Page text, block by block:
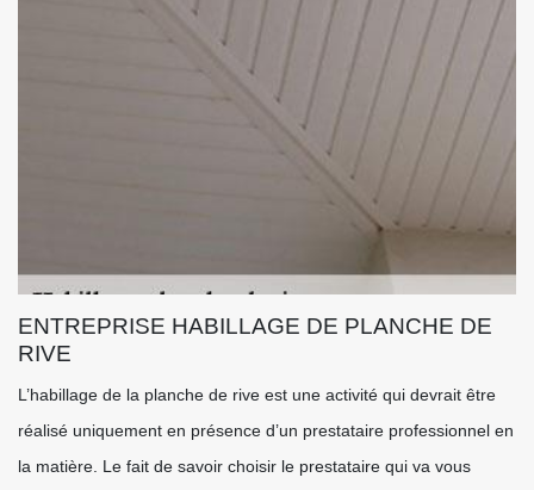
ENTREPRISE HABILLAGE DE PLANCHE DE
RIVE
L’habillage de la planche de rive est une activité qui devrait être
réalisé uniquement en présence d’un prestataire professionnel en
la matière. Le fait de savoir choisir le prestataire qui va vous